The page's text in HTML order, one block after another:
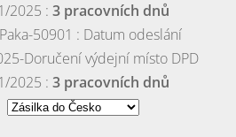
2025 : 3 pracovních dnů
50901 : Datum odeslání
Doručení výdejní místo DPD
2025 : 3 pracovních dnů